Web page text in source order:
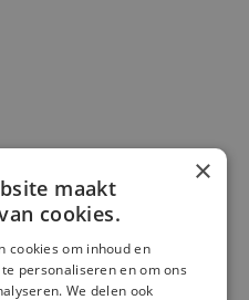
×
maakt
cookies.
cookies om inhoud en
personaliseren en om ons
We delen ook